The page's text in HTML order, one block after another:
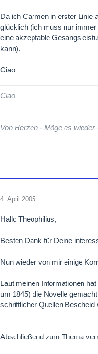
Da ich Carmen in erster Linie
glücklich (ich muss nur immer
eine akzeptable
kann).
Ciao
Ciao
Von Herzen - Möge es wieder
4. April 2005
Hallo Theophilius,
Besten Dank für Deine
Nun wieder von mir einige
Laut meinen Informationen
um 1845) die Novelle
schriftlicher Quellen Bescheid
Abschließend zum Thema